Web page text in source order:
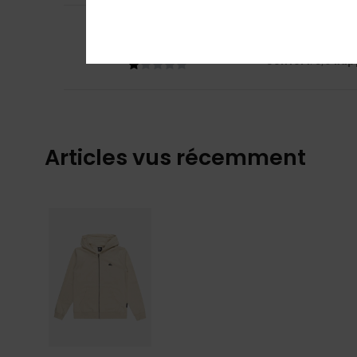
Confort: 3/5
Articles vus récemment